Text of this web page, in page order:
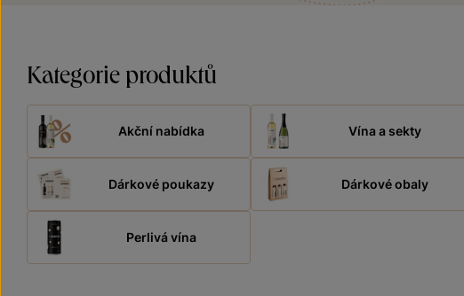
Kategorie produktů
Akční nabídka Vína a sekty
Dárkové poukazy Dárkové obaly
Perlivá vína